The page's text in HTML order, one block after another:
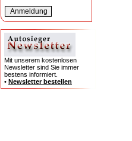
Mit unserem kostenlosen
Newsletter sind Sie immer
bestens informiert.
• Newsletter bestellen